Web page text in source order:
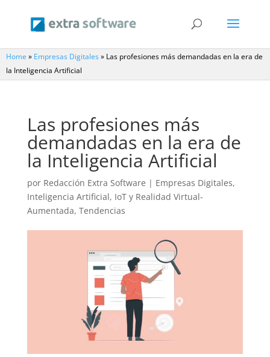
Home » Empresas Digitales» Las profesiones más demandadas en la era de
la Inteligencia Artificial
Las profesiones más
demandadas en la era de
la Inteligencia Artificial
por Redacción Extra Software | Empresas Digitales,
Inteligencia Artificial, IoT y Realidad Virtual-
Aumentada, Tendencias